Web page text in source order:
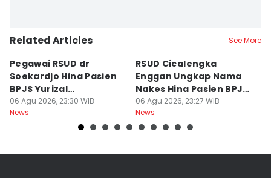
Related Articles See More
Pegawai RSUD dr
Soekardjo Hina Pasien
BPJS Yurizal
Mengundurkan Diri
06 Agu 2026, 23:30 WIB
News
RSUD Cicalengka
Enggan Ungkap Nama
Nakes Hina Pasien BPJS
Yurizal
06 Agu 2026, 23:27 WIB
News